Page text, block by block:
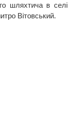
шляхтича в селі
Вітовський.